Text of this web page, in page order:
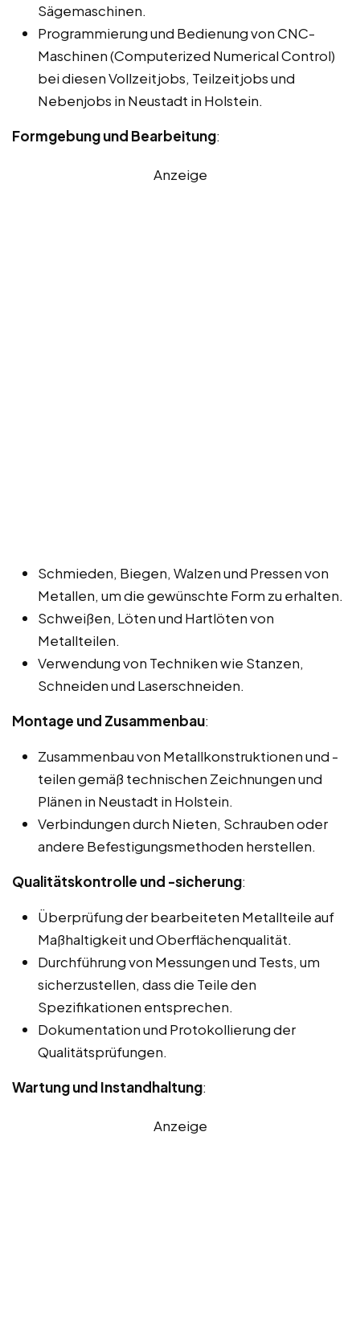
Sägemaschinen.
Programmierung und Bedienung von CNC-
Maschinen (Computerized Numerical Control)
bei diesen Vollzeitjobs, Teilzeitjobs und
Nebenjobs in Neustadt in Holstein.
Formgebung und Bearbeitung:
Anzeige
Schmieden, Biegen, Walzen und Pressen von
Metallen, um die gewünschte Form zu erhalten.
Schweißen, Löten und Hartlöten von
Metallteilen.
Verwendung von Techniken wie Stanzen,
Schneiden und Laserschneiden.
Montage und Zusammenbau:
Zusammenbau von Metallkonstruktionen und -
teilen gemäß technischen Zeichnungen und
Plänen in Neustadt in Holstein.
Verbindungen durch Nieten, Schrauben oder
andere Befestigungsmethoden herstellen.
Qualitätskontrolle und -sicherung:
Überprüfung der bearbeiteten Metallteile auf
Maßhaltigkeit und Oberflächenqualität.
Durchführung von Messungen und Tests, um
sicherzustellen, dass die Teile den
Spezifikationen entsprechen.
Dokumentation und Protokollierung der
Qualitätsprüfungen.
Wartung und Instandhaltung:
Anzeige